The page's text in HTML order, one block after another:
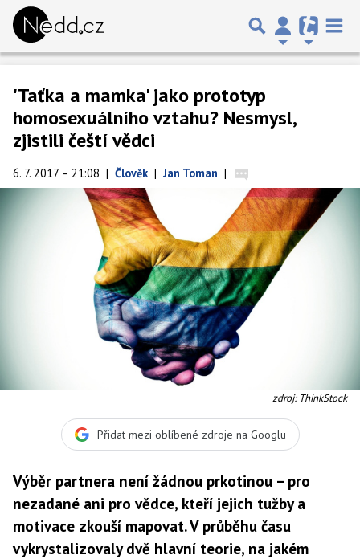
'Taťka a mamka' jako prototyp
homosexuálního vztahu? Nesmysl,
zjistili čeští vědci
6. 7. 2017 – 21:08 | Člověk | Jan Toman |
zdroj: ThinkStock
Přidat mezi oblíbené zdroje na Googlu
Výběr partnera není žádnou prkotinou – pro
nezadané ani pro vědce, kteří jejich tužby a
motivace zkouší mapovat. V průběhu času
vykrystalizovaly dvě hlavní teorie, na jakém